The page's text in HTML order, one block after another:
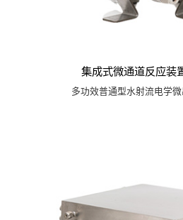
集成式微通道反应装
多功效普通型水射流电学微